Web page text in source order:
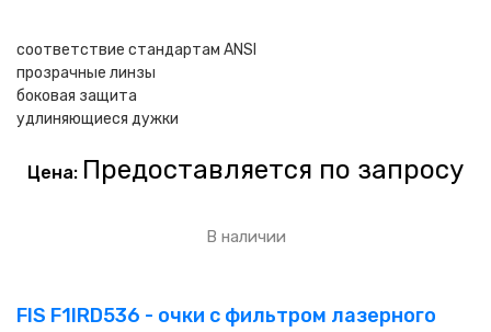
соответствие стандартам ANSI
прозрачные линзы
боковая защита
удлиняющиеся дужки
Цена: Предоставляется по запросу
В наличии
FIS F1IRD536 - очки с фильтром лазерного